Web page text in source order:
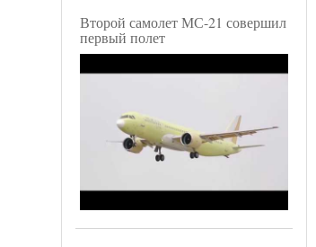
Второй самолет МС-21 совершил
первый полет